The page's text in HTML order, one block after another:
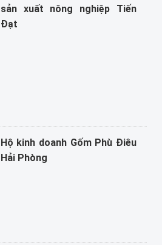
sản xuất nông nghiệp Tiến
Đạt
Hộ kinh doanh Gốm Phù Điêu
Hải Phòng